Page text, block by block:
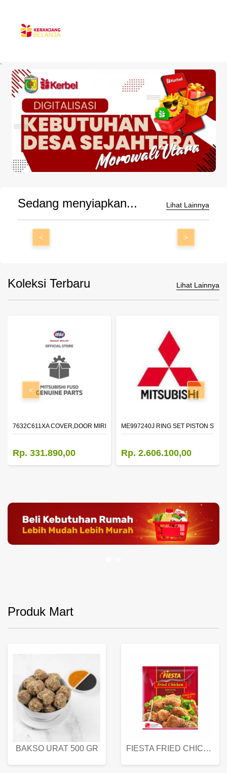
`
Sedang menyiapkan... Lihat Lainnya
< >
Koleksi Terbaru Lihat Lainnya
7632C611XA COVER,DOOR MIRROR,OTR LH
Rp. 331.890,00
ME997240J RING SET PISTON STD
Rp. 2.606.100,00
< >
Produk Mart
BAKSO URAT 500 GR FIESTA FRIED CHICKEN 500 GR